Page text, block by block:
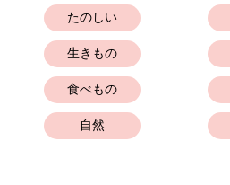
たのしい
生きもの
食べもの
自然